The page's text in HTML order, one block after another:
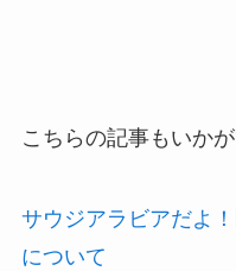
こちらの記事もいか
サウジアラビアだよ
について